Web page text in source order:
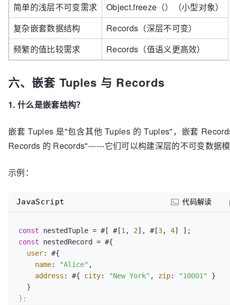
简单的浅层不可变需求
Object.freeze（）（小型对象）
复杂嵌套数据结构
Records（深层不可变）
频繁的值比较需求
Records（值语义更高效）
六、嵌套 Tuples 与 Records
1. 什么是嵌套结构？
嵌套 Tuples 是"包含其他 Tuples 的 Tuples"，嵌套
Records 的 Records"------它们可以构建深层的不可变数据
示例：
const nestedTuple = #[ #[1 , 2], #[3, 4
const nestedRecord = #{
user: #{
name: "Alice" ,
address : #{ city: "New York" , zip: "10001"
}
};
JavaScript 代码解读